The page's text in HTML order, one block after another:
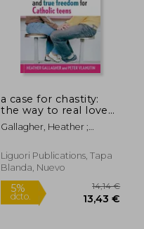
dcto.
a case for chastity:
the way to real love
and true freedom for
catholic teens; an a to
Gallagher, Heather ;
Liguori Publications, Tapa
Blanda, Nuevo